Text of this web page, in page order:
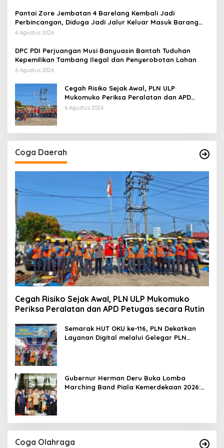
Pantai Zore Jembatan 4 Barelang Kembali Jadi
Perbincangan, Diduga Jadi Jalur Keluar Masuk Barang
Tanpa Dokumen Kepabeanan, Nama Berinisial WL
di Kawasan Pesisir
6 Agustus 2026
DPC PDI Perjuangan Musi Banyuasin Bantah Tuduhan
Kepemilikan Tambang Ilegal dan Penyerobotan Lahan
6 Agustus 2026
Cegah Risiko Sejak Awal, PLN ULP
Mukomuko Periksa Peralatan dan APD
Petugas secara Rutin
6 Agustus 2026
Coga Daerah
Cegah Risiko Sejak Awal, PLN ULP Mukomuko
Periksa Peralatan dan APD Petugas secara Rutin
Semarak HUT OKU ke-116, PLN Dekatkan
Layanan Digital melalui Gelegar PLN
Gubernur Herman Deru Buka Lomba
Marching Band Piala Kemerdekaan 2026:
Coga Olahraga